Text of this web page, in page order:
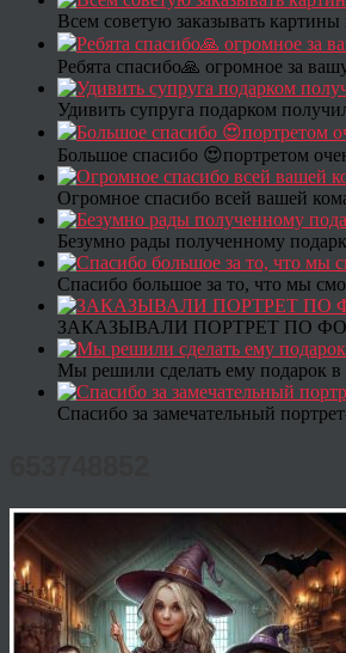
Всем советую заказывать
Ребята спасибо🙏 огромное за
Удивить супруга подарком
Большое спасибо 😍портретом
Огромное спасибо всей вашей
Безумно рады полученному
Спасибо большое за то, что мы
ЗАКАЗЫВАЛИ ПОРТРЕТ ПО
Мы решили сделать ему подарок
Спасибо за замечательный